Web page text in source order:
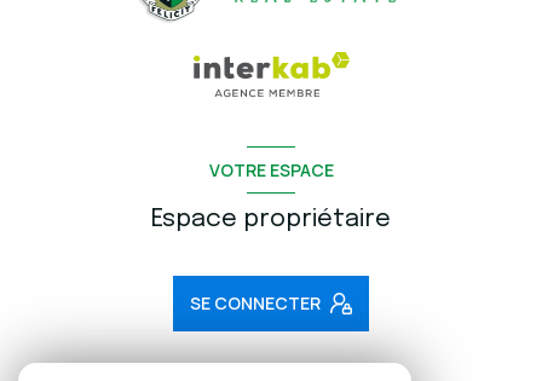
VOTRE ESPACE
Espace propriétaire
SE CONNECTER